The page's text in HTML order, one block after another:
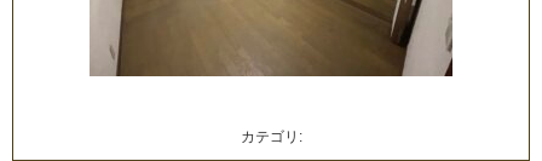
カテゴリ: